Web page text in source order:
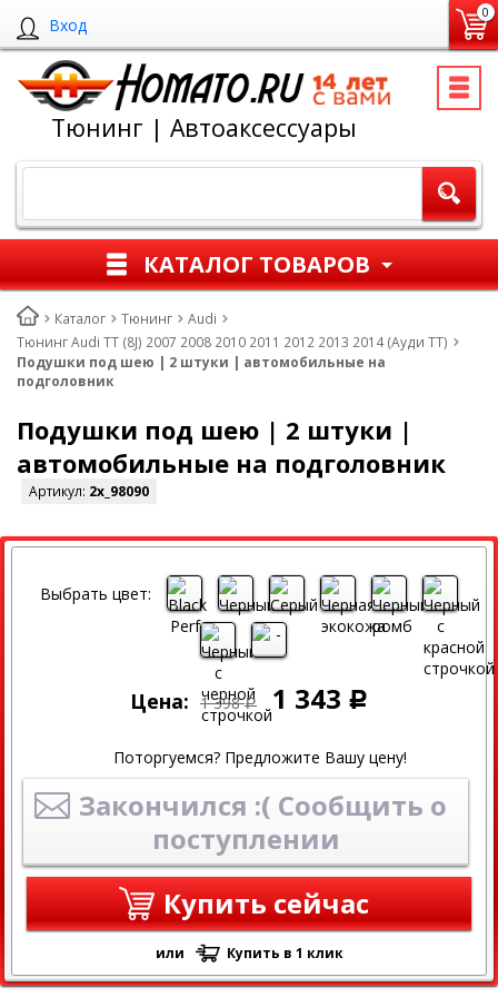
Вход
0
Тюнинг | Автоаксессуары
КАТАЛОГ ТОВАРОВ
Каталог Тюнинг
Audi
Тюнинг Audi TT (8J) 2007 2008 2010 2011 2012 2013 2014 (Ауди ТТ)
Подушки под шею | 2 штуки | автомобильные на
подголовник
Подушки под шею | 2 штуки |
автомобильные на подголовник
Артикул: 2x_98090
СКИДКА
Выбрать цвет:
Цена: 1 398 Р 1 343 Р
Поторгуемся? Предложите Вашу цену!
Закончился :( Сообщить о
поступлении
Купить сейчас
или Купить в 1 клик